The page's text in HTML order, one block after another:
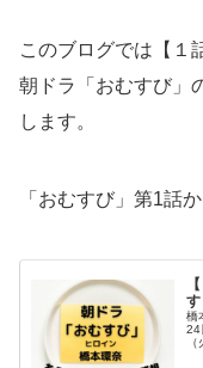
このブログでは【１
朝ドラ「おむすび」
します。
「おむすび」第1話
橋
24